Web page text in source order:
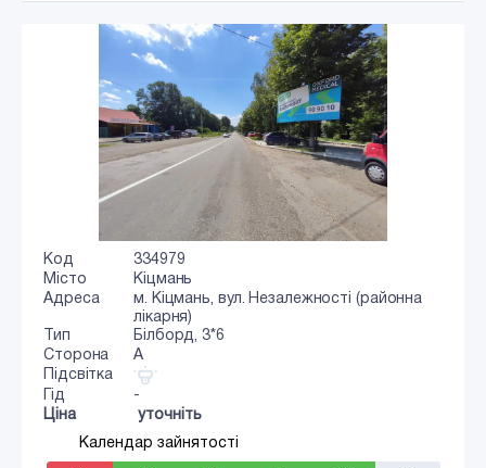
Код
334979
Місто
Кіцмань
Адреса
м. Кіцмань, вул. Незалежності (районна
лікарня)
Тип
Білборд, 3*6
Сторона
A
Підсвітка
Гід
-
Ціна
уточніть
Календар зайнятості